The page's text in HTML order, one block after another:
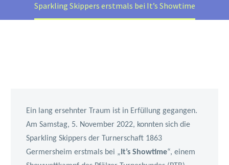
Sparkling Skippers erstmals bei It’s Showtime
Ein lang ersehnter Traum ist in Erfüllung gegangen.
Am Samstag, 5. November 2022, konnten sich die
Sparkling Skippers der Turnerschaft 1863
Germersheim erstmals bei „ It’s Showtime“, einem